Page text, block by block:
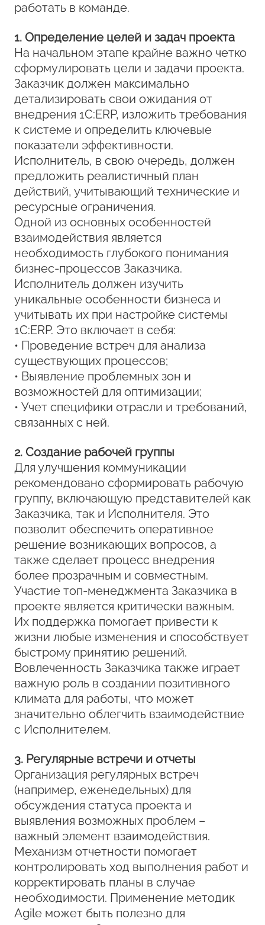
работать в команде.
1. Определение целей и задач проекта
На начальном этапе крайне важно четко
сформулировать цели и задачи проекта.
Заказчик должен максимально
детализировать свои ожидания от
внедрения 1С:ERP, изложить требования
к системе и определить ключевые
показатели эффективности.
Исполнитель, в свою очередь, должен
предложить реалистичный план
действий, учитывающий технические и
ресурсные ограничения.
Одной из основных особенностей
взаимодействия является
необходимость глубокого понимания
бизнес-процессов Заказчика.
Исполнитель должен изучить
уникальные особенности бизнеса и
учитывать их при настройке системы
1С:ERP. Это включает в себя:
• Проведение встреч для анализа
существующих процессов;
• Выявление проблемных зон и
возможностей для оптимизации;
• Учет специфики отрасли и требований,
связанных с ней.
2. Создание рабочей группы
Для улучшения коммуникации
рекомендовано сформировать рабочую
группу, включающую представителей как
Заказчика, так и Исполнителя. Это
позволит обеспечить оперативное
решение возникающих вопросов, а
также сделает процесс внедрения
более прозрачным и совместным.
Участие топ-менеджмента Заказчика в
проекте является критически важным.
Их поддержка помогает привести к
жизни любые изменения и способствует
быстрому принятию решений.
Вовлеченность Заказчика также играет
важную роль в создании позитивного
климата для работы, что может
значительно облегчить взаимодействие
с Исполнителем.
3. Регулярные встречи и отчеты
Организация регулярных встреч
(например, еженедельных) для
обсуждения статуса проекта и
выявления возможных проблем –
важный элемент взаимодействия.
Механизм отчетности помогает
контролировать ход выполнения работ и
корректировать планы в случае
необходимости. Применение методик
Agile может быть полезно для